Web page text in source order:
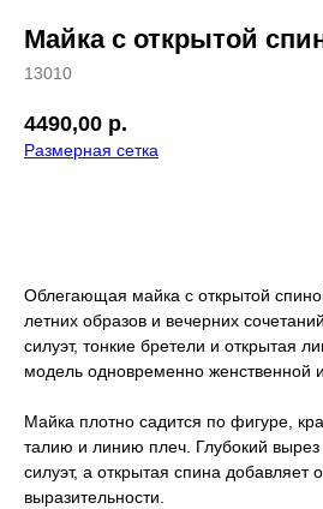
Майка с открытой
13010
4490,00 р.
Размерная сетка
Облегающая майка с открытой
летних образов и вечерних
силуэт, тонкие бретели и открытая
модель одновременно женственной
Майка плотно садится по фигуре,
талию и линию плеч. Глубокий вырез
силуэт, а открытая спина добавляет
выразительности.